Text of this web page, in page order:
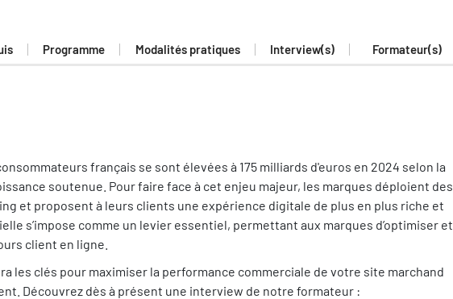
Programme Modalités pratiques Interview(s) Formateur(s)
français se sont élevées à 175 milliards d'euros en 2024 selon la
soutenue. Pour faire face à cet enjeu majeur, les marques déploient des
et proposent à leurs clients une expérience digitale de plus en plus riche et
s’impose comme un levier essentiel, permettant aux marques d’optimiser et
client en ligne.
les clés pour maximiser la performance commerciale de votre site marchand
Découvrez dès à présent une interview de notre formateur :